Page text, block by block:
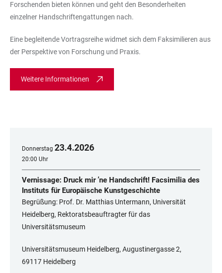
Forschenden bieten können und geht den Besonderheiten
einzelner Handschriftengattungen nach.
Eine begleitende Vortragsreihe widmet sich dem Faksimilieren aus
der Perspektive von Forschung und Praxis.
Weitere Informationen
Donnerstag 23.4.2026
20:00 Uhr
Vernissage: Druck mir ’ne Handschrift! Facsimilia des
Instituts für Europäische Kunstgeschichte
Begrüßung: Prof. Dr. Matthias Untermann, Universität
Heidelberg, Rektoratsbeauftragter für das
Universitätsmuseum
Universitätsmuseum Heidelberg, Augustinergasse 2,
69117 Heidelberg